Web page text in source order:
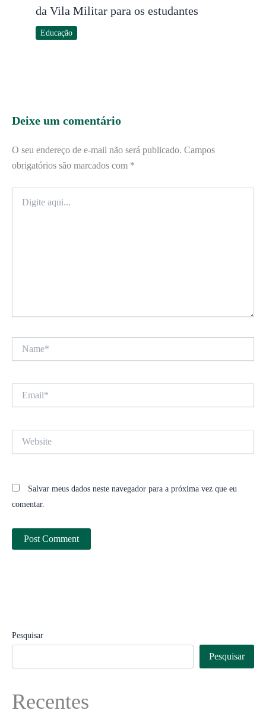
da Vila Militar para os estudantes
Educação
Deixe um comentário
O seu endereço de e-mail não será publicado. Campos
obrigatórios são marcados com *
aqui...
Salvar meus dados neste navegador para a próxima vez que eu
comentar.
Pesquisar
Pesquisar
Recentes